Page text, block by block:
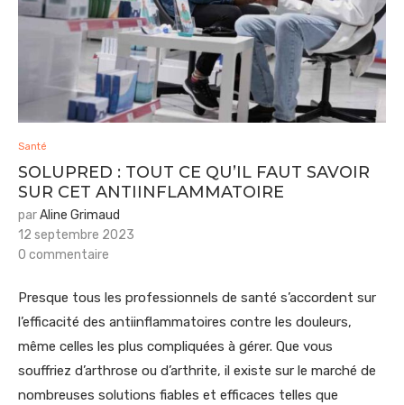
Santé
SOLUPRED : TOUT CE QU’IL FAUT SAVOIR
SUR CET ANTIINFLAMMATOIRE
parAline Grimaud
12 septembre 2023
0 commentaire
Presque tous les professionnels de santé s’accordent sur
l’efficacité des antiinflammatoires contre les douleurs,
même celles les plus compliquées à gérer. Que vous
souffriez d’arthrose ou d’arthrite, il existe sur le marché de
nombreuses solutions fiables et efficaces telles que